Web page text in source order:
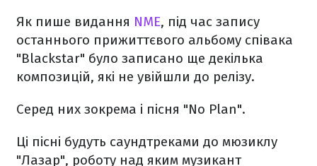
Як пише видання NME, під час запису
останнього прижиттєвого альбому співака
"Blackstar" було записано ще декілька
композицій, які не увійшли до релізу.
Серед них зокрема і пісня "No Plan".
Ці пісні будуть саундтреками до мюзиклу
"Лазар", роботу над яким музикант